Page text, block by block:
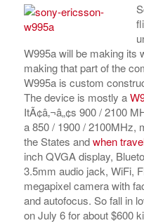
W995a will be making its
making that part of the
W995a is custom
The device is mostly a
ItÃ¢â‚¬â„¢s 900 / 2100
a 850 / 1900 / 2100MHz,
the States andwhen
inch QVGA display,
3.5mm audio jack, WiFi,
megapixel camera with
and autofocus. So fall in
on July 6 for about $600